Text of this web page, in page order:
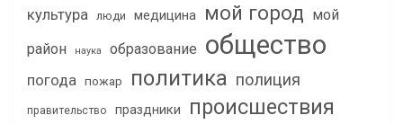
культура люди медицина мой город мой
район
наука образование общество
погода пожар политика полиция
правительство праздники происшествия